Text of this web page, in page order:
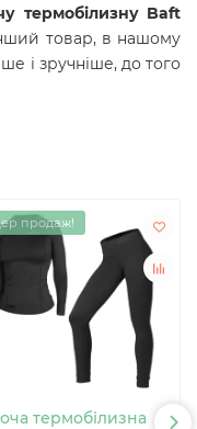
термобілизну Baft
товар, в нашому
і зручніше, до того
продаж!
термобілизна